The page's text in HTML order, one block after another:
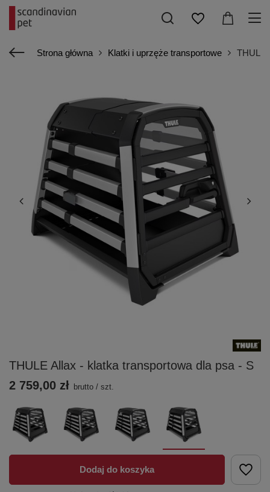
Strona główna Klatki i uprzęże transportowe THULE
THULE Allax - klatka transportowa dla psa - S
2 759,00 zł brutto / szt.
Dodaj do koszyka